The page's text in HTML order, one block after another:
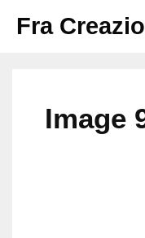
Fra
Image